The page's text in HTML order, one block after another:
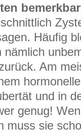
Häufig
nämlich
Am
und in
genug!
muss sie